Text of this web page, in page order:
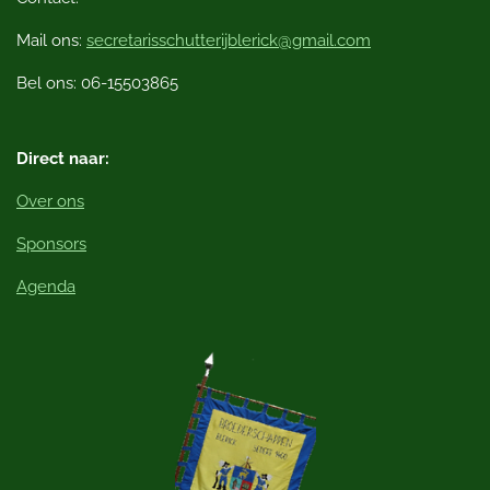
b
o
k
Mail ons: secretarisschutterijblerick@gmail.com
Bel ons: 06-15503865
Direct naar:
Over ons
Sponsors
Agenda